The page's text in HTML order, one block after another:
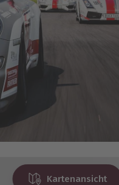
Kartenansicht